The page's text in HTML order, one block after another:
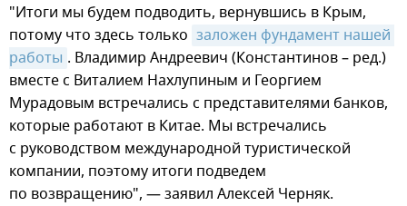
"Итоги мы будем подводить, вернувшись в Крым,
потому что здесь только заложен фундамент нашей
работы . Владимир Андреевич (Константинов – ред.)
вместе с Виталием Нахлупиным и Георгием
Мурадовым встречались с представителями банков,
которые работают в Китае. Мы встречались
с руководством международной туристической
компании, поэтому итоги подведем
по возвращению", — заявил Алексей Черняк.